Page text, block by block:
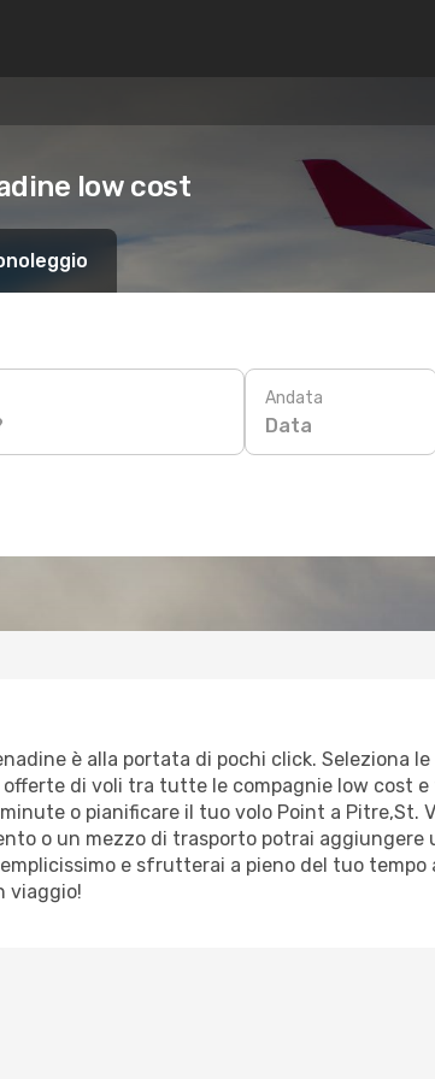
low cost
Andata
Data
è alla portata di pochi click. Seleziona
di voli tra tutte le compagnie low cost
o pianificare il tuo volo Point a Pitre,St.
o un mezzo di trasporto potrai aggiungere
e sfrutterai a pieno del tuo tempo
viaggio!